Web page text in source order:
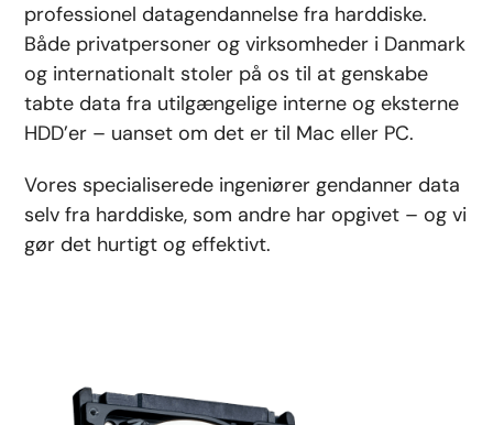
professionel datagendannelse fra harddiske.
Både privatpersoner og virksomheder i Danmark
og internationalt stoler på os til at genskabe
tabte data fra utilgængelige interne og eksterne
HDD’er – uanset om det er til Mac eller PC.
Vores specialiserede ingeniører gendanner data
selv fra harddiske, som andre har opgivet – og vi
gør det hurtigt og effektivt.